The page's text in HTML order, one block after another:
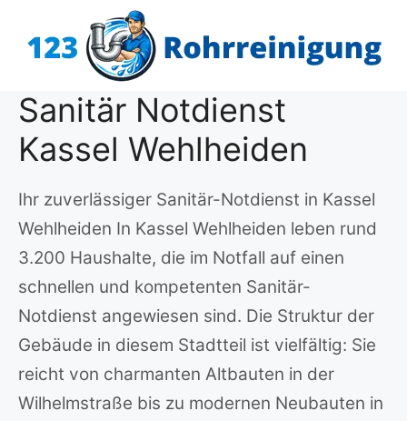
Inhalt
Sanitär Notdienst
Kassel Wehlheiden
Ihr zuverlässiger Sanitär-Notdienst in Kassel
Wehlheiden In Kassel Wehlheiden leben rund
3.200 Haushalte, die im Notfall auf einen
schnellen und kompetenten Sanitär-
Notdienst angewiesen sind. Die Struktur der
Gebäude in diesem Stadtteil ist vielfältig: Sie
reicht von charmanten Altbauten in der
Wilhelmstraße bis zu modernen Neubauten in